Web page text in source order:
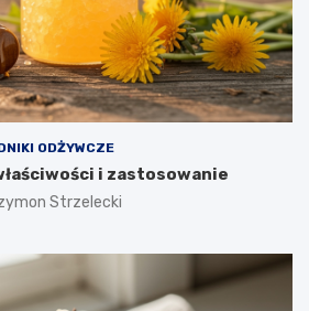
ODŻYWCZE
i zastosowanie
Strzelecki